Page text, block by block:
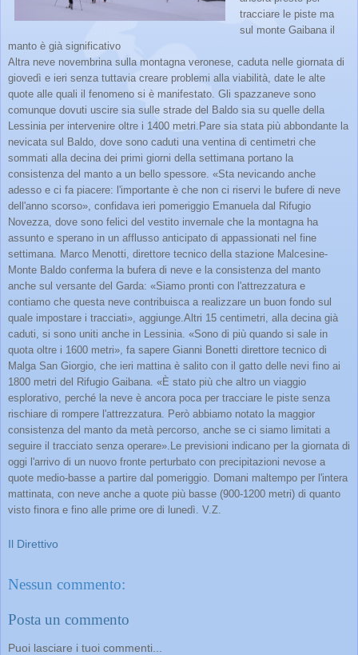
tracciare le piste ma
sul monte Gaibana il
manto è già significativo
Altra neve novembrina sulla montagna veronese, caduta nelle giornata di
giovedì e ieri senza tuttavia creare problemi alla viabilità, date le alte
quote alle quali il fenomeno si è manifestato. Gli spazzaneve sono
comunque dovuti uscire sia sulle strade del Baldo sia su quelle della
Lessinia per intervenire oltre i 1400 metri.Pare sia stata più abbondante la
nevicata sul Baldo, dove sono caduti una ventina di centimetri che
sommati alla decina dei primi giorni della settimana portano la
consistenza del manto a un bello spessore. «Sta nevicando anche
adesso e ci fa piacere: l'importante è che non ci riservi le bufere di neve
dell'anno scorso», confidava ieri pomeriggio Emanuela dal Rifugio
Novezza, dove sono felici del vestito invernale che la montagna ha
assunto e sperano in un afflusso anticipato di appassionati nel fine
settimana. Marco Menotti, direttore tecnico della stazione Malcesine-
Monte Baldo conferma la bufera di neve e la consistenza del manto
anche sul versante del Garda: «Siamo pronti con l'attrezzatura e
contiamo che questa neve contribuisca a realizzare un buon fondo sul
quale impostare i tracciati», aggiunge.Altri 15 centimetri, alla decina già
caduti, si sono uniti anche in Lessinia. «Sono di più quando si sale in
quota oltre i 1600 metri», fa sapere Gianni Bonetti direttore tecnico di
Malga San Giorgio, che ieri mattina è salito con il gatto delle nevi fino ai
1800 metri del Rifugio Gaibana. «È stato più che altro un viaggio
esplorativo, perché la neve è ancora poca per tracciare le piste senza
rischiare di rompere l'attrezzatura. Però abbiamo notato la maggior
consistenza del manto da metà percorso, anche se ci siamo limitati a
seguire il tracciato senza operare».Le previsioni indicano per la giornata di
oggi l'arrivo di un nuovo fronte perturbato con precipitazioni nevose a
quote medio-basse a partire dal pomeriggio. Domani maltempo per l'intera
mattinata, con neve anche a quote più basse (900-1200 metri) di quanto
visto finora e fino alle prime ore di lunedì. V.Z.
Il Direttivo
Nessun commento:
Posta un commento
Puoi lasciare i tuoi commenti...